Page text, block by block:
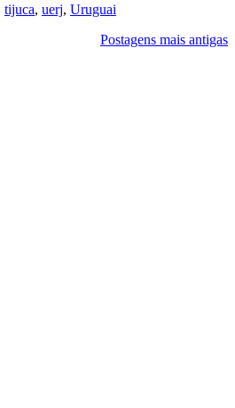
tijuca, uerj, Uruguai
Postagens mais antigas